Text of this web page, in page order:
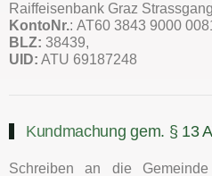
Raiffeisenbank Graz
KontoNr.: AT60 3843 9000
BLZ: 38439,
UID: ATU 69187248
Kundmachung gem. § 13
Schreiben an die